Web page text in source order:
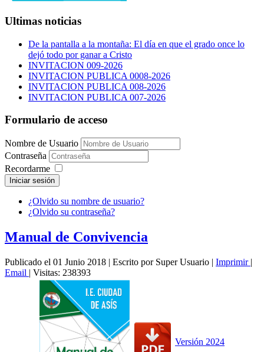
Ultimas noticias
De la pantalla a la montaña: El día en que el grado once lo
dejó todo por ganar a Cristo
INVITACION 009-2026
INVITACION PUBLICA 0008-2026
INVITACION PUBLICA 008-2026
INVITACION PUBLICA 007-2026
Formulario de acceso
Nombre de Usuario
Contraseña
Recordarme
Iniciar sesión
¿Olvido su nombre de usuario?
¿Olvido su contraseña?
Manual de Convivencia
Publicado el 01 Junio 2018 | Escrito por Super Usuario | Imprimir |
Email | Visitas: 238393
Versión 2024